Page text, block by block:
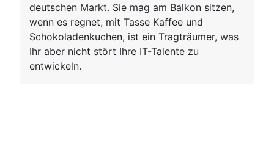
deutschen Markt. Sie mag am Balkon sitzen,
wenn es regnet, mit Tasse Kaffee und
Schokoladenkuchen, ist ein Tragträumer, was
Ihr aber nicht stört Ihre IT-Talente zu
entwickeln.